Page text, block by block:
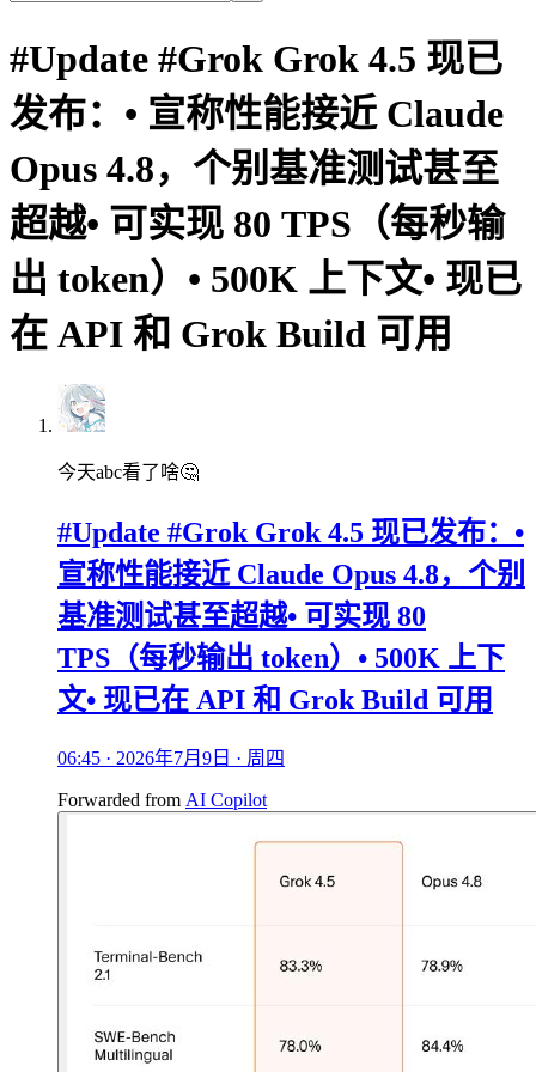
#Update #Grok Grok 4.5 现已
发布：• 宣称性能接近 Claude
Opus 4.8，个别基准测试甚至
超越• 可实现 80 TPS（每秒输
出 token）• 500K 上下文• 现已
在 API 和 Grok Build 可用
今天abc看了啥🤔
#Update #Grok Grok 4.5 现已发布：•
宣称性能接近 Claude Opus 4.8，个别
基准测试甚至超越• 可实现 80
TPS（每秒输出 token）• 500K 上下
文• 现已在 API 和 Grok Build 可用
06:45 · 2026年7月9日 · 周四
Forwarded from AI Copilot